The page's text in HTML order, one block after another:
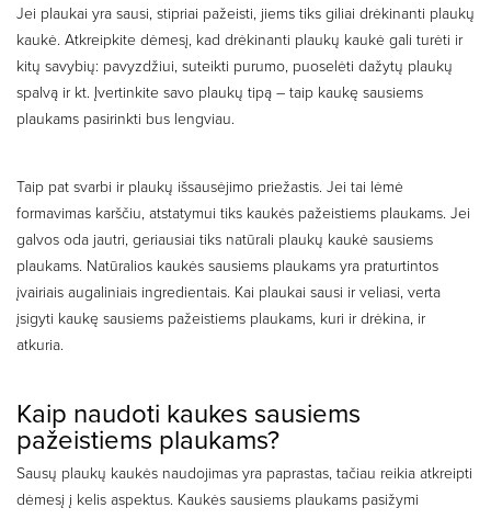
Jei plaukai yra sausi, stipriai pažeisti, jiems tiks giliai drėkinanti plaukų
kaukė. Atkreipkite dėmesį, kad drėkinanti plaukų kaukė gali turėti ir
kitų savybių: pavyzdžiui, suteikti purumo, puoselėti dažytų plaukų
spalvą ir kt. Įvertinkite savo plaukų tipą – taip kaukę sausiems
plaukams pasirinkti bus lengviau.
Taip pat svarbi ir plaukų išsausėjimo priežastis. Jei tai lėmė
formavimas karščiu, atstatymui tiks kaukės pažeistiems plaukams. Jei
galvos oda jautri, geriausiai tiks natūrali plaukų kaukė sausiems
plaukams. Natūralios kaukės sausiems plaukams yra praturtintos
įvairiais augaliniais ingredientais. Kai plaukai sausi ir veliasi, verta
įsigyti kaukę sausiems pažeistiems plaukams, kuri ir drėkina, ir
atkuria.
Kaip naudoti kaukes sausiems
pažeistiems plaukams?
Sausų plaukų kaukės naudojimas yra paprastas, tačiau reikia atkreipti
dėmesį į kelis aspektus. Kaukės sausiems plaukams pasižymi